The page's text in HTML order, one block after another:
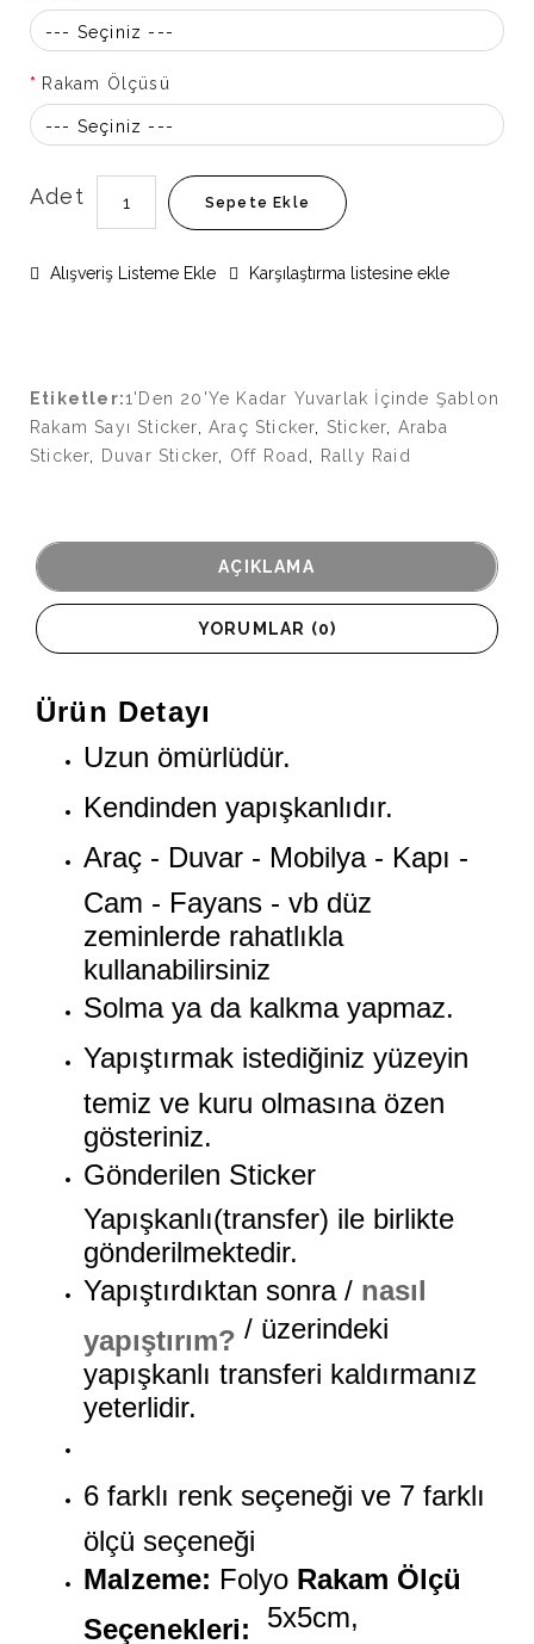
--- Seçiniz ---
Rakam Ölçüsü
--- Seçiniz ---
Adet Sepete Ekle
Alışveriş Listeme Ekle Karşılaştırma listesine ekle
Etiketler:1'Den 20'Ye Kadar Yuvarlak İçinde Şablon
Rakam Sayı Sticker ,Araç Sticker Sticker
Araba
Sticker
Duvar Sticker Off Road Rally Raid
AÇIKLAMA
YORUMLAR (0)
Ürün Detayı
Uzun ömürlüdür.
Kendinden yapışkanlıdır.
Araç - Duvar - Mobilya - Kapı -
Cam - Fayans - vb düz
zeminlerde rahatlıkla
kullanabilirsiniz
Solma ya da kalkma yapmaz.
Yapıştırmak istediğiniz yüzeyin
temiz ve kuru olmasına özen
gösteriniz.
Gönderilen Sticker
Yapışkanlı(transfer) ile birlikte
gönderilmektedir.
Yapıştırdıktan sonra / nasıl
yapıştırım? / üzerindeki
yapışkanlı transferi kaldırmanız
yeterlidir.
6 farklı renk seçeneği ve 7 farklı
ölçü seçeneği
Malzeme: Folyo Rakam Ölçü
Seçenekleri: 5x5cm,